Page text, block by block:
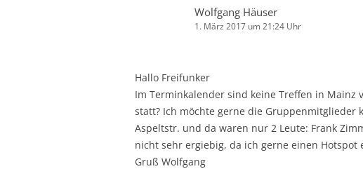
Wolfgang Häuser
1. März 2017 um 21:24 Uhr
Hallo Freifunker
Im Terminkalender sind keine Treffen in Mainz
statt? Ich möchte gerne die Gruppenmitglieder
Aspeltstr. und da waren nur 2 Leute: Frank
nicht sehr ergiebig, da ich gerne einen
Gruß Wolfgang